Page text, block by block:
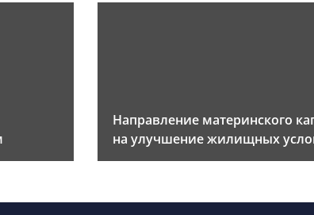
Направление материнского
на улучшение жилищных